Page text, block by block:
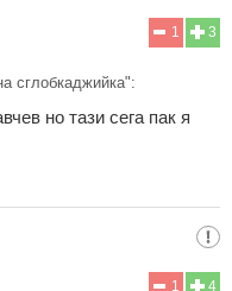
3
1
сглобкаджийка":
но тази сега пак я
4
1